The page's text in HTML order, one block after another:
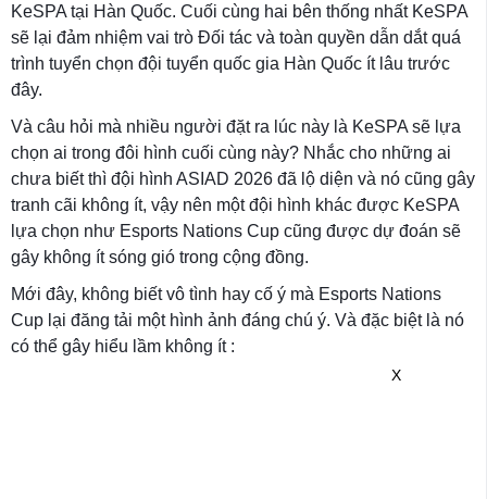
KeSPA tại Hàn Quốc. Cuối cùng hai bên thống nhất KeSPA
sẽ lại đảm nhiệm vai trò Đối tác và toàn quyền dẫn dắt quá
trình tuyển chọn đội tuyển quốc gia Hàn Quốc ít lâu trước
đây.
Và câu hỏi mà nhiều người đặt ra lúc này là KeSPA sẽ lựa
chọn ai trong đôi hình cuối cùng này? Nhắc cho những ai
chưa biết thì đội hình ASIAD 2026 đã lộ diện và nó cũng gây
tranh cãi không ít, vậy nên một đội hình khác được KeSPA
lựa chọn như Esports Nations Cup cũng được dự đoán sẽ
gây không ít sóng gió trong cộng đồng.
Mới đây, không biết vô tình hay cố ý mà Esports Nations
Cup lại đăng tải một hình ảnh đáng chú ý. Và đặc biệt là nó
có thể gây hiểu lầm không ít :
X